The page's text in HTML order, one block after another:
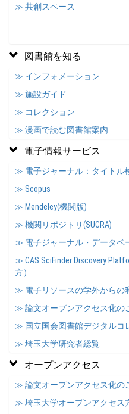
≫ 共創スペース
図書館を知る
≫ インフォメーション
≫ 施設ガイド
≫ コレクション
≫ 漫画で読む図書館案内
電子情報サービス
≫ 電子ジャーナル：タイトル
≫ Scopus
≫ Mendeley(機関版)
≫ 機関リポジトリ(SUCRA)
≫ 電子ジャーナル・データベ
≫ CAS SciFinder Discovery
方）
≫ 電子リソースの学外からの
≫ 論文オープンアクセス化の
≫ 国立国会図書館デジタル
≫ 埼玉大学研究者総覧
オープンアクセス
≫ 論文オープンアクセス化の
≫ 埼玉大学オープンアクセス